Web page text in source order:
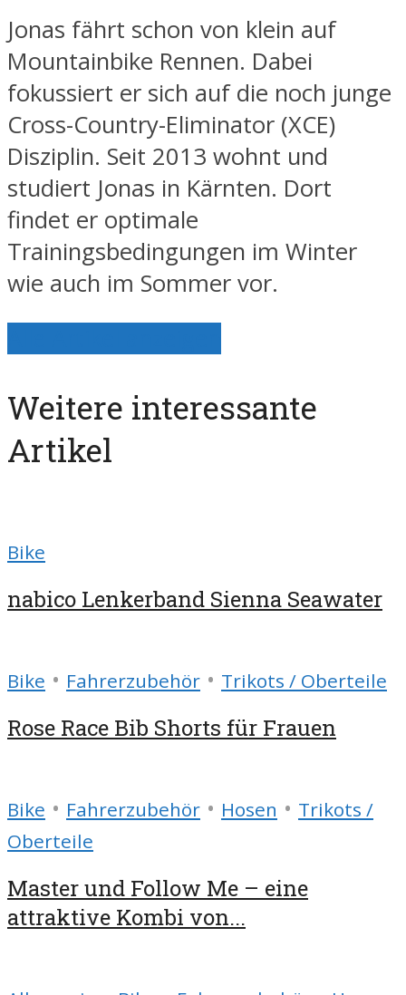
Jonas fährt schon von klein auf
Mountainbike Rennen. Dabei
fokussiert er sich auf die noch junge
Cross-Country-Eliminator (XCE)
Disziplin. Seit 2013 wohnt und
studiert Jonas in Kärnten. Dort
findet er optimale
Trainingsbedingungen im Winter
wie auch im Sommer vor.
Weitere interessante
Artikel
Bike
nabico Lenkerband Sienna Seawater
Bike • Fahrerzubehör • Trikots / Oberteile
Rose Race Bib Shorts für Frauen
Bike • Fahrerzubehör • Hosen • Trikots /
Oberteile
Master und Follow Me – eine
attraktive Kombi von...